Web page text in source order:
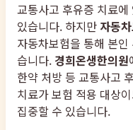
교통사고 후유증 치료
있습니다. 하지만 자동
자동차보험을 통해 본
습니다. 경희온생한의원
한약 처방 등 교통사고
치료가 보험 적용 대상
집중할 수 있습니다.